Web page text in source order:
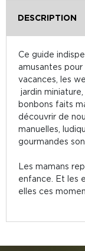
DESCRIPTION
Ce guide
amusantes
vacances, les
jardin
bonbons faits
découvrir de
manuelles,
gourmandes
Les mamans
enfance. Et les
elles ces